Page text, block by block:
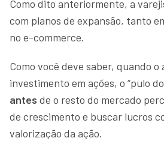
Como dito anteriormente, a
com planos de expansão, tanto
no e-commerce.
Como você deve saber, quando o
investimento em ações, o “pulo
antes de o resto do mercado
de crescimento e buscar lucros
valorização da ação.